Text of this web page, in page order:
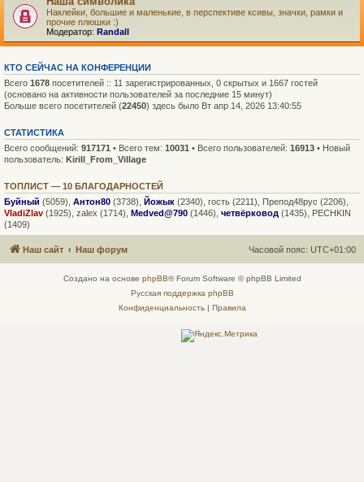
Наклейки, большие и маленькие, в перспективе ксивы, значки, рамки и
прочие плюшки :)
Модератор: Randall
КТО СЕЙЧАС НА КОНФЕРЕНЦИИ
Всего 1678 посетителей :: 11 зарегистрированных, 0 скрытых и 1667 гостей
(основано на активности пользователей за последние 15 минут)
Больше всего посетителей (22450) здесь было Вт апр 14, 2026 13:40:55
СТАТИСТИКА
Всего сообщений: 917171 • Всего тем: 10031 • Всего пользователей: 16913 • Новый
пользователь: Kirill_From_Village
ТОПЛИСТ — 10 БЛАГОДАРНОСТЕЙ
Буйный (5059), Антон80 (3738), Йожык (2340), гость (2211), Препод48рус (2206),
VladiZlav (1925), zalex (1714), Medved@790 (1446), четвёрковод (1435), PECHKIN
(1409)
Наш сайт Наш форум Часовой пояс: UTC+01:00
Создано на основе phpBB® Forum Software © phpBB Limited
Русская поддержка phpBB
Конфиденциальность| Правила